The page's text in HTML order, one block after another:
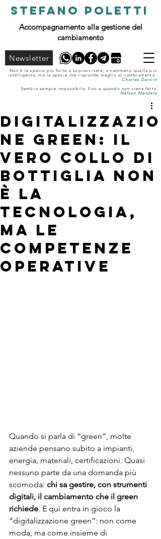
STEFANO POLETTI
Accompagnamento alla gestione del
cambiamento
Newsletter
Non è la specie più forte a sopravvivere, e nemmeno quella più
intelligente, ma la specie che risponde meglio al cambiamento.
Charles Darwin
Sembra sempre impossibile, fino a quando non viene fatto
Nelson Mandela
Digitalizzazio
ne green: il
vero collo di
bottiglia non
è la
tecnologia,
ma le
competenze
operative
Quando si parla di “green”, molte
aziende pensano subito a impianti,
energia, materiali, certificazioni. Quasi
nessuno parte da una domanda più
scomoda: chi sa gestire, con strumenti
digitali, il cambiamento che il green
richiede. E qui entra in gioco la
“digitalizzazione green”: non come
moda, ma come insieme di